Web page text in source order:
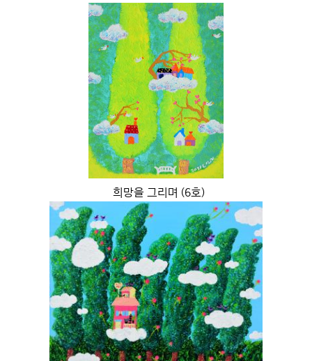
희망을 그리며 (6호)